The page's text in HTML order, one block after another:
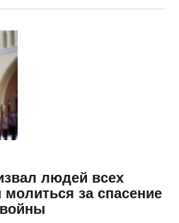
людей всех
за спасение